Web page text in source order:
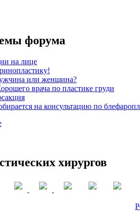
форума
на лице
или женщина?
врача по пластике груди
на консультацию по
хирургов